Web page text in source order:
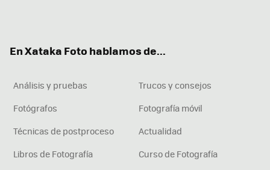
En Xataka Foto hablamos de...
Análisis y pruebas
Trucos y consejos
Fotógrafos
Fotografía móvil
Técnicas de postproceso
Actualidad
Libros de Fotografía
Curso de Fotografía